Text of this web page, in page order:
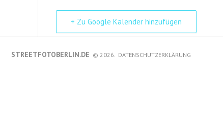
+ Zu Google Kalender hinzufügen
STREETFOTOBERLIN.DE © 2026. DATENSCHUTZERKLÄRUNG